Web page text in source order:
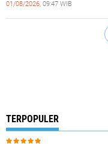
01/08/2026, 09:47 WIB
TERPOPULER